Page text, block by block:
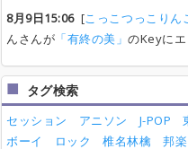
8月9日15:06[こっこつっこり
んさんが 「有終の美」のKeyにエ
タグ検索
セッション アニソン J-POP
ボーイ
ロック 椎名林檎 邦楽